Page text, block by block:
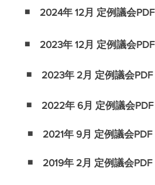
◾️ 2024年 12月 定例議会PDF
◾️ 2023年 12月 定例議会PDF
◾️ 2023年 2月 定例議会PDF
◾️ 2022年 6月 定例議会PDF
◾️ 2021年 9月 定例議会PDF
◾️ 2019年 2月 定例議会PDF